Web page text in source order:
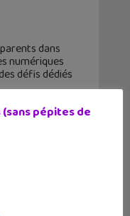
dans
numériques
défis dédiés
pépites de